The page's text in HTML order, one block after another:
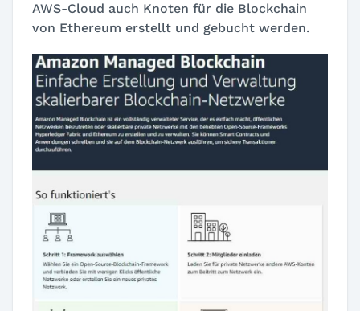
AWS-Cloud auch Knoten für die Blockchain
von Ethereum erstellt und gebucht werden.